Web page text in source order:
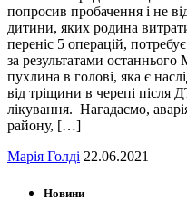
попросив пробачення і не
дитини, яких родина
переніс 5 операцій,
за результатами
пухлина в голові, яка є
від тріщини в черепі після
лікування. Нагадаємо,
району, […]
Марія Голді 22.06.2021
Новини